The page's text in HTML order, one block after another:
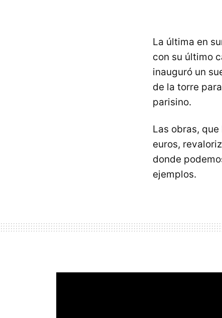
La última en
con su último
inauguró un
de la torre
parisino.
Las obras,
euros,
donde
ejemplos.